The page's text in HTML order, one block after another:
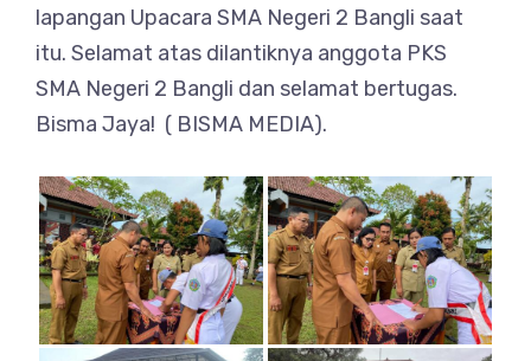
lapangan Upacara SMA Negeri 2 Bangli saat
itu. Selamat atas dilantiknya anggota PKS
SMA Negeri 2 Bangli dan selamat bertugas.
Bisma Jaya! ( BISMA MEDIA).